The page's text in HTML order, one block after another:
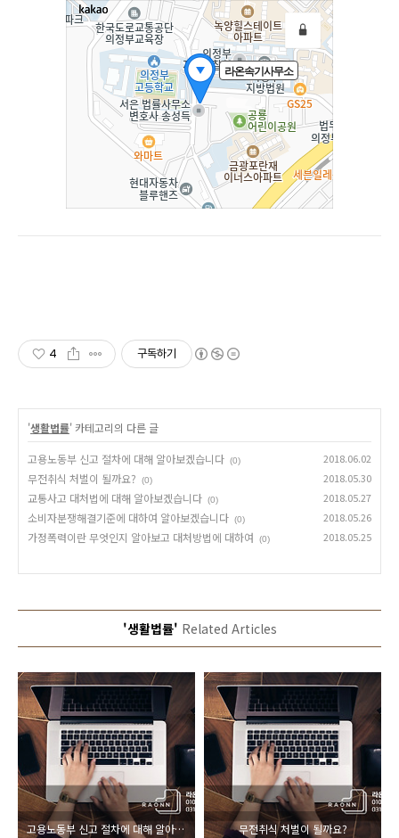
4 구독하기
'생활법률' 카테고리의 다른 글
고용노동부 신고 절차에 대해 알아보겠습니다 (0) 2018.06.02
무전취식 처벌이 될까요? (0) 2018.05.30
교통사고 대처법에 대해 알아보겠습니다 (0) 2018.05.27
소비자분쟁해결기준에 대하여 알아보겠습니다 (0) 2018.05.26
가정폭력이란 무엇인지 알아보고 대처방법에 대하여 (0) 2018.05.25
'생활법률' Related Articles
고용노동부 신고 절차에 대해 알아보겠습니다 무전취식 처벌이 될까요?